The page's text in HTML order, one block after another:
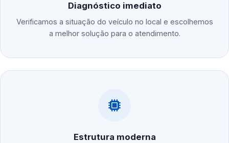
Diagnóstico imediato
Verificamos a situação do veículo no local e escolhemos
a melhor solução para o atendimento.
Estrutura moderna